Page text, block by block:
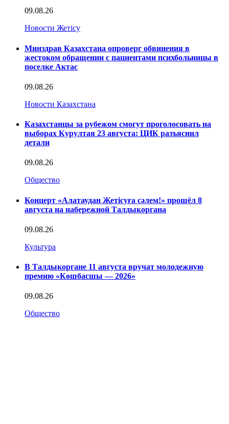
09.08.26
Новости Жетісу
Минздрав Казахстана опроверг обвинения в
жестоком обращении с пациентами психбольницы в
поселке Актас
09.08.26
Новости Казахстана
Казахстанцы за рубежом смогут проголосовать на
выборах Курултая 23 августа: ЦИК разъяснил
детали
09.08.26
Общество
Концерт «Алатаудан Жетісуға сәлем!» прошёл 8
августа на набережной Талдыкоргана
09.08.26
Культура
В Талдыкоргане 11 августа вручат молодежную
премию «Көшбасшы — 2026»
09.08.26
Общество